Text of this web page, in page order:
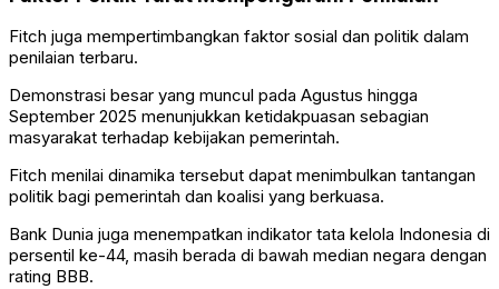
Fitch juga mempertimbangkan faktor sosial dan politik dalam
penilaian terbaru.
Demonstrasi besar yang muncul pada Agustus hingga
September 2025 menunjukkan ketidakpuasan sebagian
masyarakat terhadap kebijakan pemerintah.
Fitch menilai dinamika tersebut dapat menimbulkan tantangan
politik bagi pemerintah dan koalisi yang berkuasa.
Bank Dunia juga menempatkan indikator tata kelola Indonesia di
persentil ke-44, masih berada di bawah median negara dengan
rating BBB.